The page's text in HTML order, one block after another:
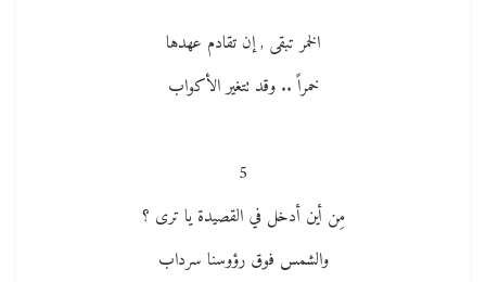
الخمر تبقى , إن تقادم عهدها
خمراً .. وقد تتغير الأكواب
5
مِن أين أدخل في القصيدة يا ترى ؟
والشمس فوق رؤوسنا سرداب